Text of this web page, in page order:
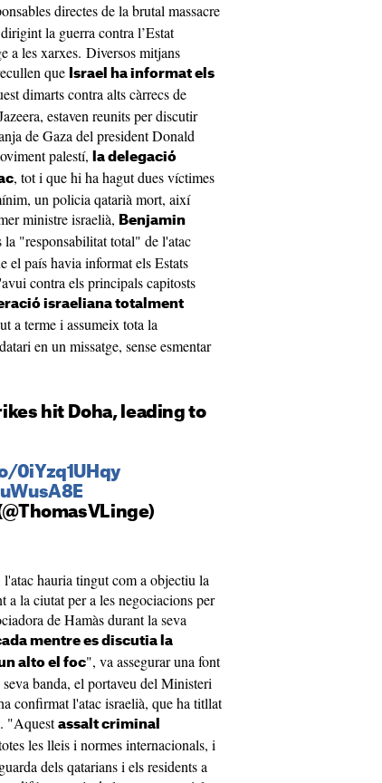
directes de la brutal massacre
la guerra contra l’Estat
a les xarxes. Diversos mitjans
que
Israel ha informat els
dimarts contra alts càrrecs de
estaven reunits per discutir
de Gaza del president Donald
palestí,
la delegació
, tot i que hi ha hagut dues víctimes
un policia qatarià mort, així
ministre israelià, Benjamin
la "responsabilitat total" de l'atac
el país havia informat els Estats
contra els principals capitosts
israeliana totalment
a terme i assumeix tota la
en un missatge, sense esmentar
hit Doha, leading to
0iYzq1UHqy
hauria tingut com a objectiu la
a la ciutat per a les negociacions per
de Hamàs durant la seva
mentre es discutia la
alto el foc", va assegurar una font
banda, el portaveu del Ministeri
confirmat l'atac israelià, que ha titllat
"Aquest assalt criminal
les lleis i normes internacionals, i
dels qatarians i els residents a